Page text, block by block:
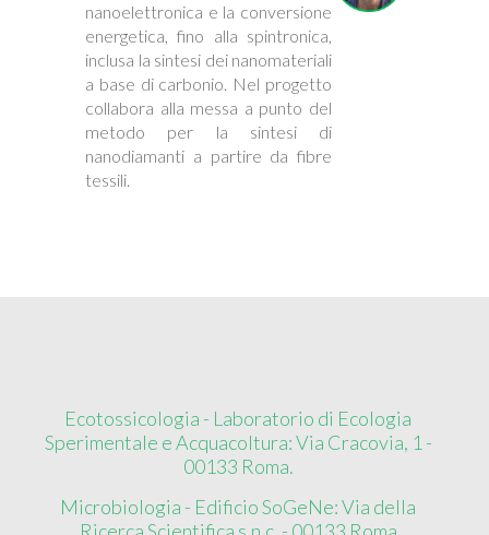
nanoelettronica e la conversione
energetica, fino alla spintronica,
inclusa la sintesi dei nanomateriali
a base di carbonio. Nel progetto
collabora alla messa a punto del
metodo per la sintesi di
nanodiamanti a partire da fibre
tessili.
Ecotossicologia - Laboratorio di Ecologia
Sperimentale e Acquacoltura: Via Cracovia, 1 -
00133 Roma.
Microbiologia - Edificio SoGeNe: Via della